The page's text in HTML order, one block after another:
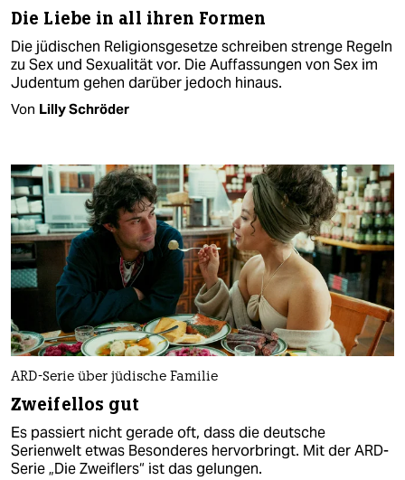
Die Liebe in all ihren Formen
Die jüdischen Religionsgesetze schreiben strenge Regeln
zu Sex und Sexualität vor. Die Auffassungen von Sex im
Judentum gehen darüber jedoch hinaus.
Von Lilly Schröder
ARD-Serie über jüdische Familie
Zweifellos gut
Es passiert nicht gerade oft, dass die deutsche
Serienwelt etwas Besonderes hervorbringt. Mit der ARD-
Serie „Die Zweiflers“ ist das gelungen.